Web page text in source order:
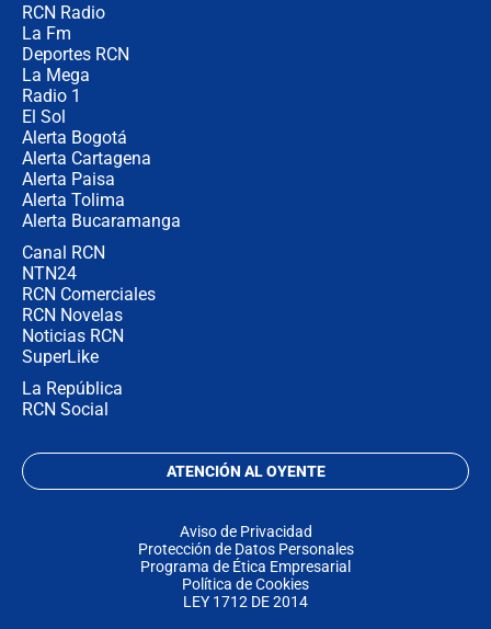
RCN Radio
La Fm
Deportes RCN
La Mega
Radio 1
El Sol
Alerta Bogotá
Alerta Cartagena
Alerta Paisa
Alerta Tolima
Alerta Bucaramanga
Canal RCN
NTN24
RCN Comerciales
RCN Novelas
Noticias RCN
SuperLike
La República
RCN Social
ATENCIÓN AL OYENTE
Aviso de Privacidad
Protección de Datos Personales
Programa de Ética Empresarial
Política de Cookies
LEY 1712 DE 2014